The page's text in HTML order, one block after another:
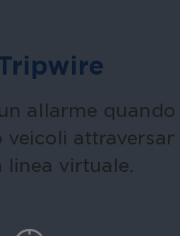
allarme quando
veicoli
linea virtuale.